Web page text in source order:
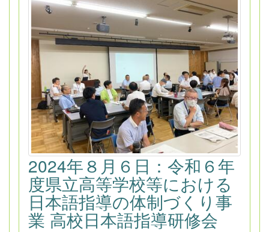
2024年８月６日：令和６年
度県立高等学校等における
日本語指導の体制づくり事
業 高校日本語指導研修会